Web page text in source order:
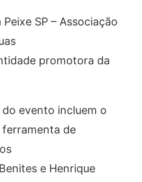
SP – Associação
promotora da
evento incluem o
ferramenta de
e Henrique